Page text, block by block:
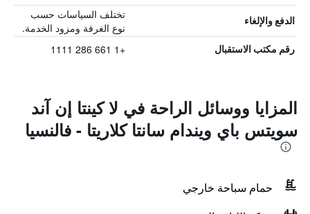
الدفع والإلغاء
تختلف السياسات حسب
نوع الغرفة ومزود الخدمة.
رقم مكتب الاستقبال +1 661 286 1111
المزايا ووسائل الراحة في لا كينتا إن آند
سويتس باي ويندام سانتا كلاريتا - فالنسيا
حمام سباحة خارجي